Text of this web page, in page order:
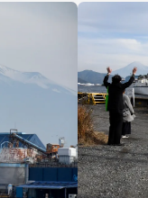
大学 教員・研究者ガ